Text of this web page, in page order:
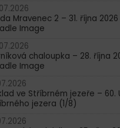
Mravenec 2 – 31. října 2026
Image
chaloupka – 28. října
Image
ve Stříbrném jezeře – 60.
jezera (1/8)